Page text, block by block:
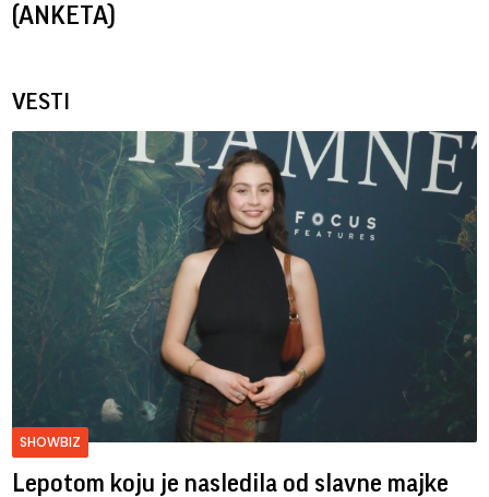
(ANKETA)
VESTI
SHOWBIZ
Lepotom koju je nasledila od slavne majke